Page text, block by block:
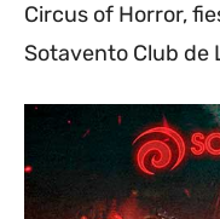
Circus of Horror,
Sotavento Club de